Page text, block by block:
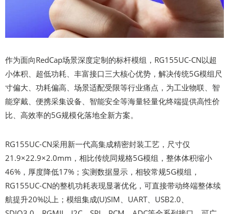
作为面向RedCap场景深度定制的标杆模组，RG155UC-CN以超
小体积、超低功耗、丰富接口三大核心优势，解决传统5G模组尺
寸偏大、功耗偏高、场景适配受限等行业痛点，为工业物联、智
能穿戴、便携采集设备、智能安全等海量轻量化终端提供高性价
比、高效率的5G规模化落地全新方案。
RG155UC-CN采用新一代高集成精密封装工艺，尺寸仅
21.9×22.9×2.0mm，相比传统同规格5G模组，整体体积缩小
46%，厚度降低17%；实测数据显示，相较常规5G模组，
RG155UC-CN的整机功耗表现显著优化，可直接带动终端整体续
航提升20%以上；模组集成(U)SIM、UART、USB2.0、